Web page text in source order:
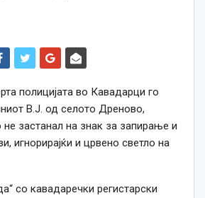
полицијата во Кавадарци го
В.Ј. од селото Дреново,
застанал на знак за запирање и
игнорирајќи и црвено светло на
со кавадаречки регистарски